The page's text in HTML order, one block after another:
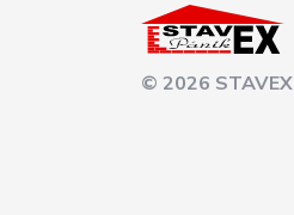
© 2026 STAVEX